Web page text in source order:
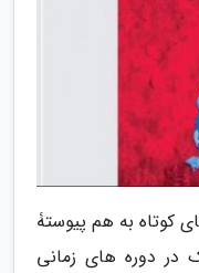
کوتاه به هم پیوستۀ
دوره های زمانی